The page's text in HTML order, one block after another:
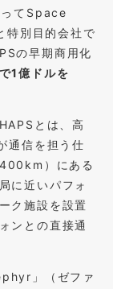
てSpace
特別目的会社で
の早期商用化
1億ドルを
とは、高
通信を担う仕
）にある
に近いパフォ
ク施設を設置
ンとの直接通
」（ゼファ